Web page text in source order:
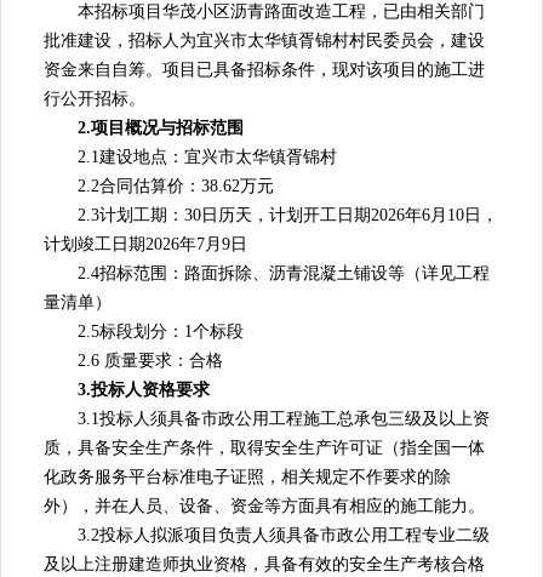
本招标项目华茂小区沥青路面改造工程，已由相关部门
批准建设，招标人为宜兴市太华镇胥锦村村民委员会，建设
资金来自自筹。项目已具备招标条件，现对该项目的施工进
行公开招标。
2.项目概况与招标范围
2.1建设地点：宜兴市太华镇胥锦村
2.2合同估算价：38.62万元
2.3计划工期：30日历天，计划开工日期2026年6月10日，
计划竣工日期2026年7月9日
2.4招标范围：路面拆除、沥青混凝土铺设等（详见工程
量清单）
2.5标段划分：1个标段
2.6 质量要求：合格
3.投标人资格要求
3.1投标人须具备市政公用工程施工总承包三级及以上资
质，具备安全生产条件，取得安全生产许可证（指全国一体
化政务服务平台标准电子证照，相关规定不作要求的除
外），并在人员、设备、资金等方面具有相应的施工能力。
3.2投标人拟派项目负责人须具备市政公用工程专业二级
及以上注册建造师执业资格，具备有效的安全生产考核合格